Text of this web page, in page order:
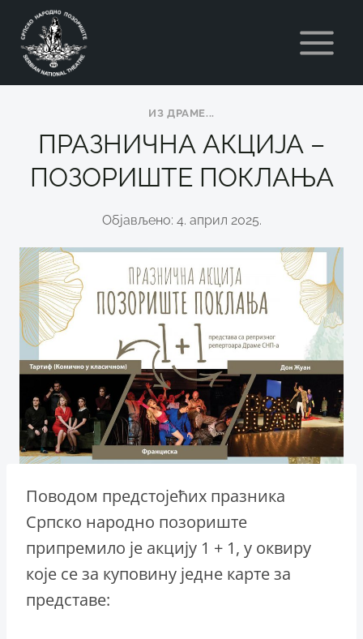
content
ИЗ ДРАМЕ...
ПРАЗНИЧНА АКЦИЈА –
ПОЗОРИШТЕ ПОКЛАЊА
Објављено: 4. април 2025.
Поводом предстојећих празника
Српско народно позориште
припремило је акцију 1 + 1, у оквиру
које се за куповину једне карте за
представе: